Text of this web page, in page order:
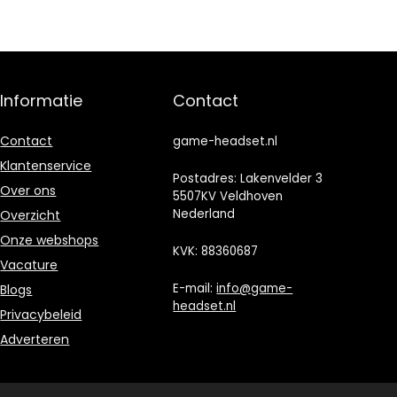
Informatie
Contact
Klantenservice
Over ons
Overzicht
Onze webshops
Vacature
Blogs
Privacybeleid
Adverteren
Contact
game-headset.nl
Postadres: Lakenvelder 3
5507KV Veldhoven
Nederland
KVK: 88360687
E-mail:info@game-
headset.nl